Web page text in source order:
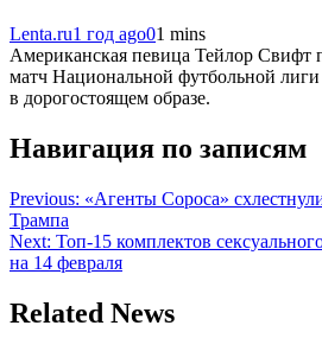
Lenta.ru1 год ago01 mins
Американская певица Тейлор
матч Национальной футбольной лиги
в дорогостоящем образе.
Навигация по записям
Previous: «Агенты Сороса»
Трампа
Next: Топ-15 комплектов
на 14 февраля
Related News